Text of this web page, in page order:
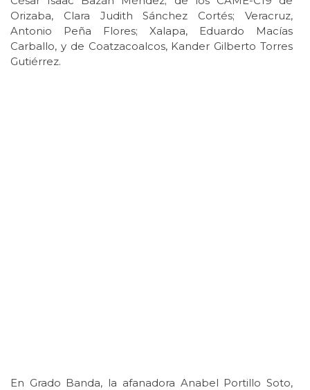
Orizaba, Clara Judith Sánchez Cortés; Veracruz,
Antonio Peña Flores; Xalapa, Eduardo Macías
Carballo, y de Coatzacoalcos, Kander Gilberto Torres
Gutiérrez.
En Grado Banda, la afanadora Anabel Portillo Soto,